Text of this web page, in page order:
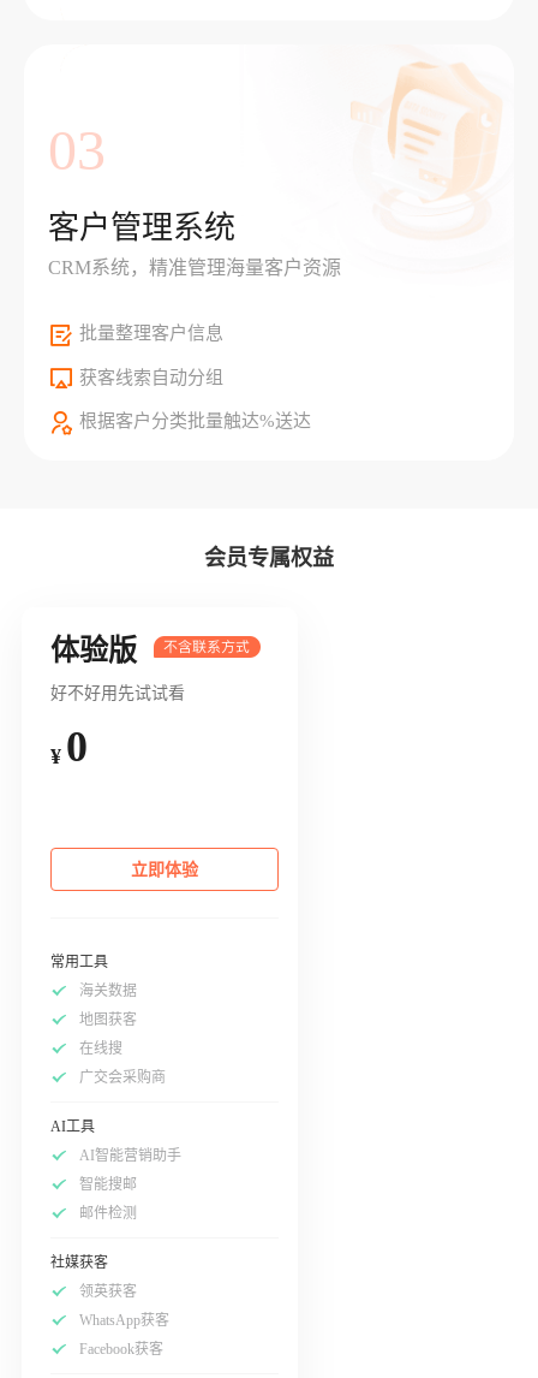
03
客户管理系统
CRM系统，精准管理海量客户资源
批量整理客户信息
获客线索自动分组
根据客户分类批量触达%送达
会员专属权益
体验版
好不好用先试试看
¥ 0
立即体验
常用工具
海关数据
地图获客
在线搜
广交会采购商
AI工具
AI智能营销助手
智能搜邮
邮件检测
社媒获客
领英获客
WhatsApp获客
Facebook获客